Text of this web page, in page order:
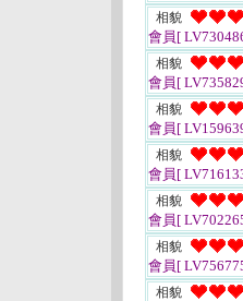
相貌
會員[
相貌
會員[
相貌
會員[
相貌
會員[
相貌
會員[
相貌
會員[
相貌